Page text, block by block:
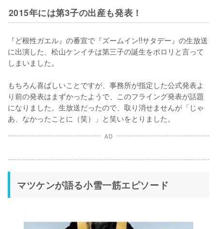
2015年には第3子の出産も発表！
『ど根性ガエル』の番宣で『ズームイン!!サタデー』の生放送
に出演した、松山ケンイチは第三子の誕生をポロリと言って
しまいました。
もちろん喜ばしいことですが、事務所が指定した公式発表よ
り前の発表はまずかったようで、このフライング発表が話題
になりました。生放送だったので、取り消せませんが「じゃ
あ、なかったことに（笑）」と笑いをとりました。
AD
マツケンが語る小雪一筋エピソード